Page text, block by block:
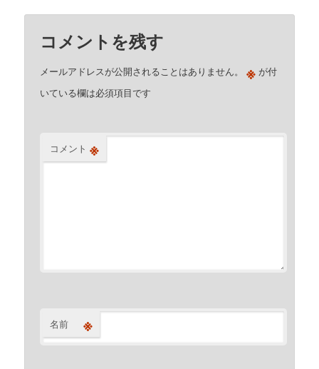
コメントを残す
メールアドレスが公開されることはありません。 ※ が付
いている欄は必須項目です
コメント ※
名前 ※